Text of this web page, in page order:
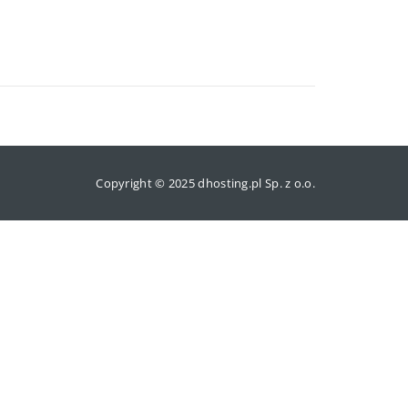
Copyright © 2025 dhosting.pl Sp. z o.o.